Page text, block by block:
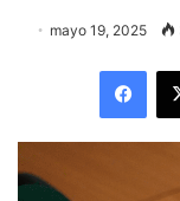
mayo 19, 2025